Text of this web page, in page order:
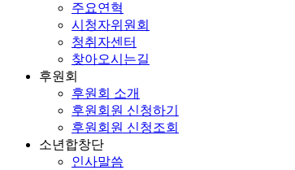
주요연혁
시청자위원회
청취자센터
찾아오시는길
후원회
후원회 소개
후원회원 신청하기
후원회원 신청조회
소년합창단
인사말씀